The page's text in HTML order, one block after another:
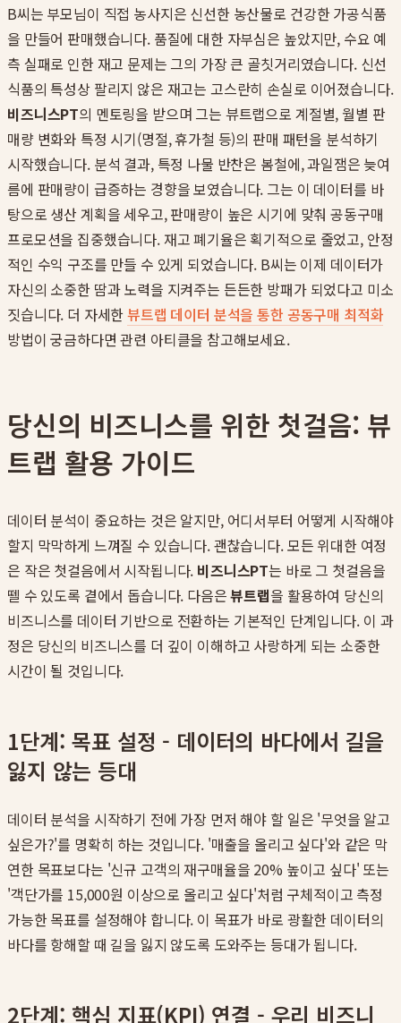
B씨는 부모님이 직접 농사지은 신선한 농산물로 건강한 가공식품
을 만들어 판매했습니다. 품질에 대한 자부심은 높았지만, 수요 예
측 실패로 인한 재고 문제는 그의 가장 큰 골칫거리였습니다. 신선
식품의 특성상 팔리지 않은 재고는 고스란히 손실로 이어졌습니다.
비즈니스PT의 멘토링을 받으며 그는 뷰트랩으로 계절별, 월별 판
매량 변화와 특정 시기(명절, 휴가철 등)의 판매 패턴을 분석하기
시작했습니다. 분석 결과, 특정 나물 반찬은 봄철에, 과일잼은 늦여
름에 판매량이 급증하는 경향을 보였습니다. 그는 이 데이터를 바
탕으로 생산 계획을 세우고, 판매량이 높은 시기에 맞춰 공동구매
프로모션을 집중했습니다. 재고 폐기율은 획기적으로 줄었고, 안정
적인 수익 구조를 만들 수 있게 되었습니다. B씨는 이제 데이터가
자신의 소중한 땀과 노력을 지켜주는 든든한 방패가 되었다고 미소
짓습니다. 더 자세한뷰트랩 데이터 분석을 통한 공동구매 최적화
방법이 궁금하다면 관련 아티클을 참고해보세요.
당신의 비즈니스를 위한 첫걸음: 뷰
트랩 활용 가이드
데이터 분석이 중요하는 것은 알지만, 어디서부터 어떻게 시작해야
할지 막막하게 느껴질 수 있습니다. 괜찮습니다. 모든 위대한 여정
은 작은 첫걸음에서 시작됩니다. 비즈니스PT는 바로 그 첫걸음을
뗄 수 있도록 곁에서 돕습니다. 다음은뷰트랩을 활용하여 당신의
비즈니스를 데이터 기반으로 전환하는 기본적인 단계입니다. 이 과
정은 당신의 비즈니스를 더 깊이 이해하고 사랑하게 되는 소중한
시간이 될 것입니다.
1단계: 목표 설정 - 데이터의 바다에서 길을
잃지 않는 등대
데이터 분석을 시작하기 전에 가장 먼저 해야 할 일은 '무엇을 알고
싶은가?'를 명확히 하는 것입니다. '매출을 올리고 싶다'와 같은 막
연한 목표보다는 '신규 고객의 재구매율을 20% 높이고 싶다' 또는
'객단가를 15,000원 이상으로 올리고 싶다'처럼 구체적이고 측정
가능한 목표를 설정해야 합니다. 이 목표가 바로 광활한 데이터의
바다를 항해할 때 길을 잃지 않도록 도와주는 등대가 됩니다.
2단계: 핵심 지표(KPI) 연결 - 우리 비즈니